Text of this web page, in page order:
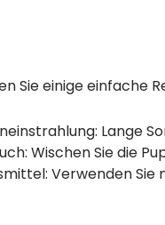
Sie einige einfache
Lange
Wischen Sie die
Verwenden Sie